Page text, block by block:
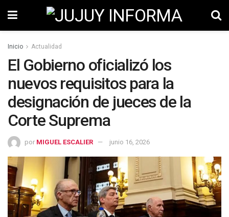
Inicio Actualidad
El Gobierno oficializó los
nuevos requisitos para la
designación de jueces de la
Corte Suprema
por MIGUEL ESCALIER junio 16, 2026